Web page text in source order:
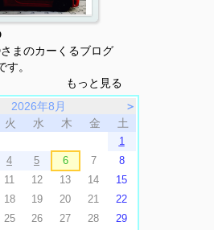
まのカーくるブログ
す。
もっと見る
2026年8月
＞
火 水 木 金 土
1
4 5 6 7
8
11 12 13 14
15
18 19 20 21
22
25 26 27 28
29